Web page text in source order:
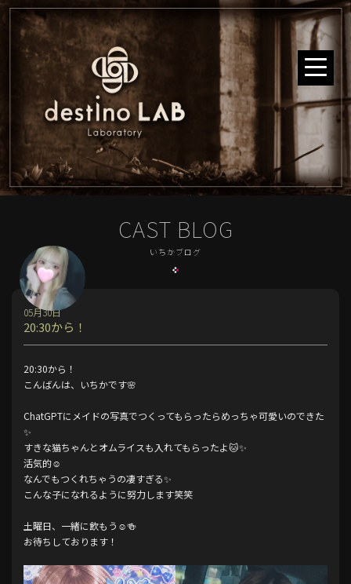
CAST BLOG
いちかブログ
20:30から！
05月30日
20:30から！
こんばんは、いちかです🌸
ChatGPTにメイドの写真でつくってもらったらめっちゃ可愛いのできた
✨
すきな猫ちゃんとオムライスも入れてもらったよ🐱✨
活気的☺️
なんでもつくれちゃうの凄すぎる✨
こんな子になれるように努力します笑笑
土曜日、一緒に飲もう☺🍻
お待ちしております！